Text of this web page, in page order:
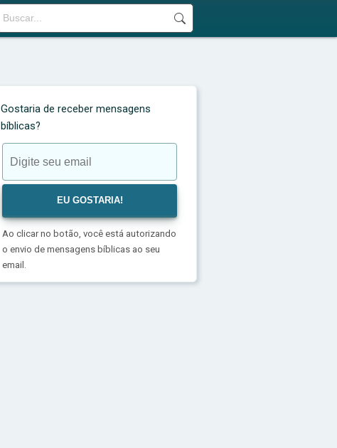
Gostaria de receber mensagens
bíblicas?
Ao clicar no botão, você está autorizando
o envio de mensagens bíblicas ao seu
email.